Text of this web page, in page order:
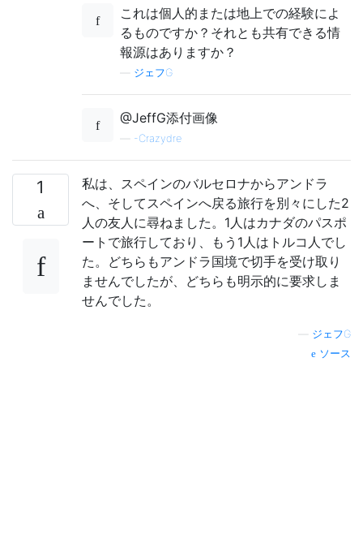
これは個人的または地上での経験によ
るものですか？それとも共有できる情
報源はありますか？
ジェフG
@JeffG添付画像
-Crazydre
1
私は、スペインのバルセロナからアンドラ
へ、そしてスペインへ戻る旅行を別々にした2
人の友人に尋ねました。1人はカナダのパスポ
ートで旅行しており、もう1人はトルコ人でし
た。どちらもアンドラ国境で切手を受け取り
ませんでしたが、どちらも明示的に要求しま
せんでした。
ジェフG
ソース